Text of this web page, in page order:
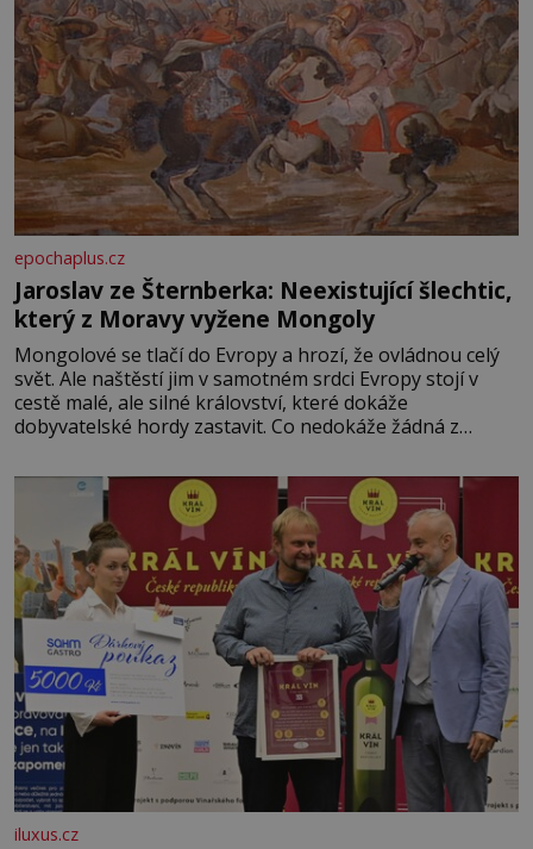
epochaplus.cz
Jaroslav ze Šternberka: Neexistující šlechtic,
který z Moravy vyžene Mongoly
Mongolové se tlačí do Evropy a hrozí, že ovládnou celý
svět. Ale naštěstí jim v samotném srdci Evropy stojí v
cestě malé, ale silné království, které dokáže
dobyvatelské hordy zastavit. Co nedokáže žádná z
král. Nebo že by ne? Mongolové od roku 1223 postupují
podél Kaspického a Azovského moře,
iluxus.cz